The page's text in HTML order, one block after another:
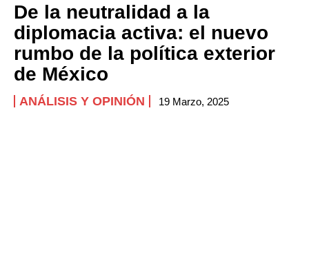
De la neutralidad a la
diplomacia activa: el nuevo
rumbo de la política exterior
de México
ANÁLISIS Y OPINIÓN 19 Marzo, 2025